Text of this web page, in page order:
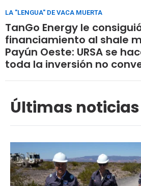
LA "LENGUA" DE VACA MUERTA
TanGo Energy le
financiamiento al shale
Payún Oeste: URSA se
toda la inversión no
Últimas noticias